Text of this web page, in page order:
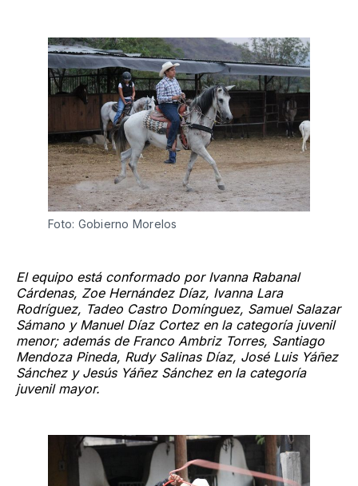
Foto: Gobierno Morelos
El equipo está conformado por Ivanna Rabanal
Cárdenas, Zoe Hernández Díaz, Ivanna Lara
Rodríguez, Tadeo Castro Domínguez, Samuel Salazar
Sámano y Manuel Díaz Cortez en la categoría juvenil
menor; además de Franco Ambriz Torres, Santiago
Mendoza Pineda, Rudy Salinas Díaz, José Luis Yáñez
Sánchez y Jesús Yáñez Sánchez en la categoría
juvenil mayor.